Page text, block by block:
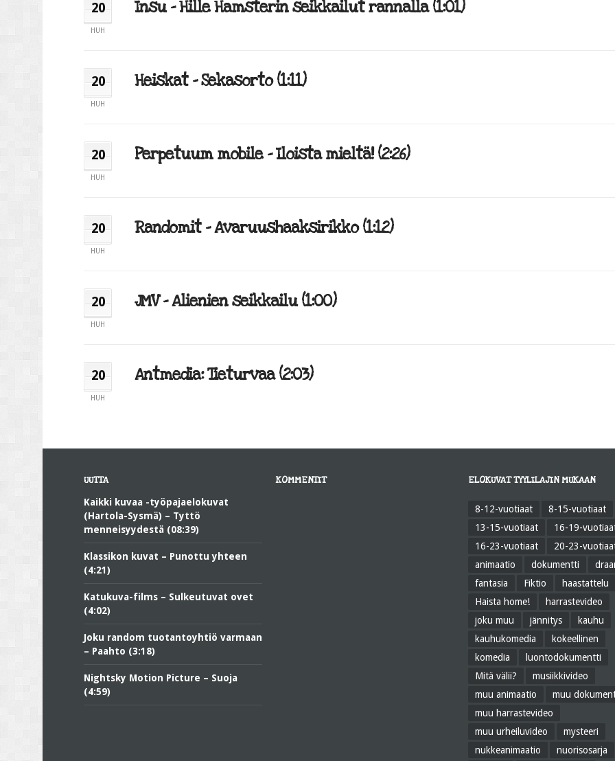
20
HUH
Insu – Hille Hamsterin seikkailut rannalla (1:01)
20
HUH
Heiskat – Sekasorto (1:11)
20
HUH
Perpetuum mobile – Iloista mieltä! (2:26)
20
HUH
Randomit – Avaruushaaksirikko (1:12)
20
HUH
JMV – Alienien seikkailu (1:00)
20
HUH
Antmedia: Tieturvaa (2:03)
UUTTA
Kaikki kuvaa -työpajaelokuvat
(Hartola-Sysmä) – Tyttö
menneisyydestä (08:39)
Klassikon kuvat – Punottu yhteen
(4:21)
Katukuva-films – Sulkeutuvat ovet
(4:02)
Joku random tuotantoyhtiö varmaan
– Paahto (3:18)
Nightsky Motion Picture – Suoja
(4:59)
KOMMENTIT ELOKUVAT TYYLILAJIN MUKAAN
8-12-vuotiaat
8-15-vuotiaat
13-15-vuotiaat
16-19-
16-23-vuotiaat
20-23-
animaatio
dokumentti
fantasia
Fiktio
haastattelu
Haista home!
harrastevideo
joku muu
jännitys
kauhu
kauhukomedia
kokeellinen
komedia
luontodokumentti
Mitä välii?
musiikkivideo
muu animaatio
muu
muu harrastevideo
muu urheiluvideo
mysteeri
nukkeanimaatio
nuorisosarja